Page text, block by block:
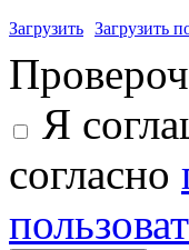
Загрузить Загрузить
Я
согласно